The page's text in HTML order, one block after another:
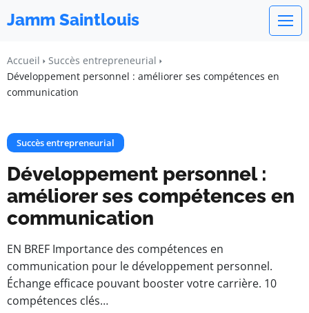
Jamm Saintlouis
Accueil
Succès entrepreneurial
Développement personnel : améliorer ses compétences en
communication
Succès entrepreneurial
Développement personnel :
améliorer ses compétences en
communication
EN BREF Importance des compétences en
communication pour le développement personnel.
Échange efficace pouvant booster votre carrière. 10
compétences clés…